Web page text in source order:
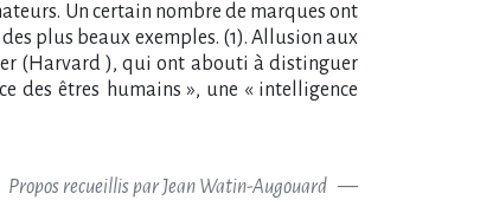
Un certain nombre de marques ont
plus beaux exemples. (1). Allusion aux
(Harvard ), qui ont abouti à distinguer
des êtres humains », une « intelligence
Propos recueillis par Jean Watin-Augouard